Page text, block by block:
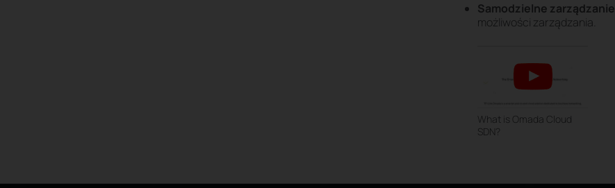
Samodzielne zarządzanie
możliwości zarządzania.
What is Omada Cloud
SDN?